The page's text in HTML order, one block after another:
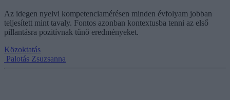
Az idegen nyelvi kompetenciamérésen minden évfolyam jobban
teljesített mint tavaly. Fontos azonban kontextusba tenni az első
pillantásra pozitívnak tűnő eredményeket.
Közoktatás
Palotás Zsuzsanna